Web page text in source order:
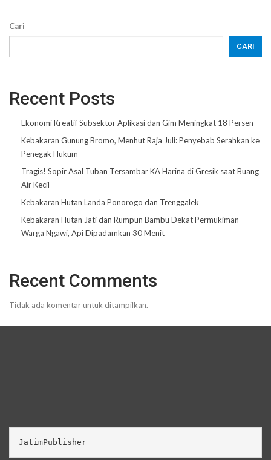
Cari
CARI
Recent Posts
Ekonomi Kreatif Subsektor Aplikasi dan Gim Meningkat 18 Persen
Kebakaran Gunung Bromo, Menhut Raja Juli: Penyebab Serahkan ke
Penegak Hukum
Tragis! Sopir Asal Tuban Tersambar KA Harina di Gresik saat Buang
Air Kecil
Kebakaran Hutan Landa Ponorogo dan Trenggalek
Kebakaran Hutan Jati dan Rumpun Bambu Dekat Permukiman
Warga Ngawi, Api Dipadamkan 30 Menit
Recent Comments
Tidak ada komentar untuk ditampilkan.
JatimPublisher